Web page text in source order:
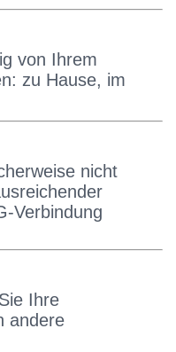
von Ihrem
zu Hause, im
nicht
Verbindung
Ihre
andere